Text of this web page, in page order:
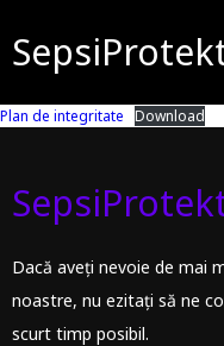
Plan de integritate Download
Dacă aveți nevoie de mai
noastre, nu ezitați să ne
scurt timp posibil.